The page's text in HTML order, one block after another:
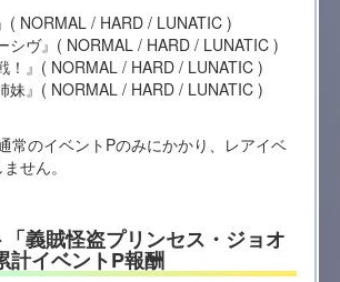
( NORMAL / HARD / LUNATIC )
シヴ』( NORMAL / HARD / LUNATIC )
！』( NORMAL / HARD / LUNATIC )
妹』( NORMAL / HARD / LUNATIC )
常のイベントPのみにかかり、レアイベ
せん。
義賊怪盗プリンセス・ジョオ
計イベントP報酬